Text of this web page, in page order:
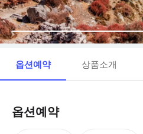
옵션예약 상품소개
옵션예약